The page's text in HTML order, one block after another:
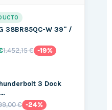
38BR85QC-W 39" /
1.452,15 € -19%
3 Dock
€ -24%